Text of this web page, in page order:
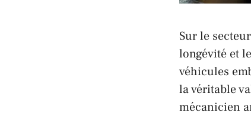
Sur le
longévité et
véhicules
la véritable
mécanicien